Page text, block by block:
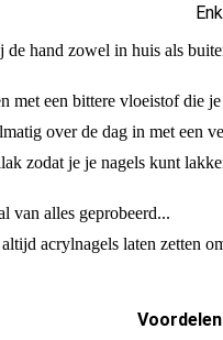
hand zowel in huis als
met een bittere vloeistof die
over de dag in met een
zodat je je nagels kunt
van alles geprobeerd...
acrylnagels laten zetten